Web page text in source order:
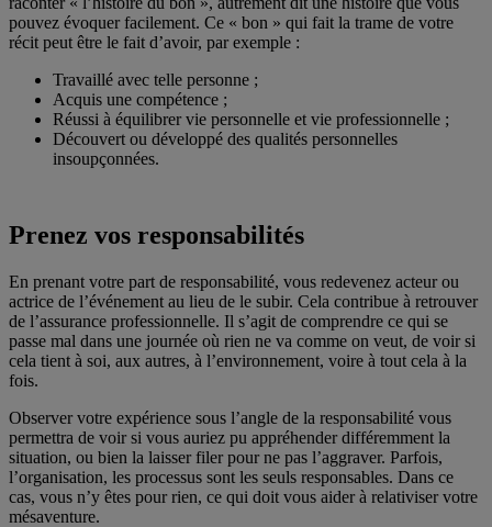
pouvez évoquer facilement. Ce « bon » qui fait la trame de votre
récit peut être le fait d’avoir, par exemple :
Travaillé avec telle personne ;
Acquis une compétence ;
Réussi à équilibrer vie personnelle et vie professionnelle ;
Découvert ou développé des qualités personnelles
insoupçonnées.
Prenez vos responsabilités
En prenant votre part de responsabilité, vous redevenez acteur ou
actrice de l’événement au lieu de le subir. Cela contribue à retrouver
de l’assurance professionnelle. Il s’agit de comprendre ce qui se
passe mal dans une journée où rien ne va comme on veut, de voir si
cela tient à soi, aux autres, à l’environnement, voire à tout cela à la
fois.
Observer votre expérience sous l’angle de la responsabilité vous
permettra de voir si vous auriez pu appréhender différemment la
situation, ou bien la laisser filer pour ne pas l’aggraver. Parfois,
l’organisation, les processus sont les seuls responsables. Dans ce
cas, vous n’y êtes pour rien, ce qui doit vous aider à relativiser votre
mésaventure.